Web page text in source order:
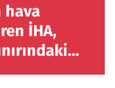
hava
İHA,